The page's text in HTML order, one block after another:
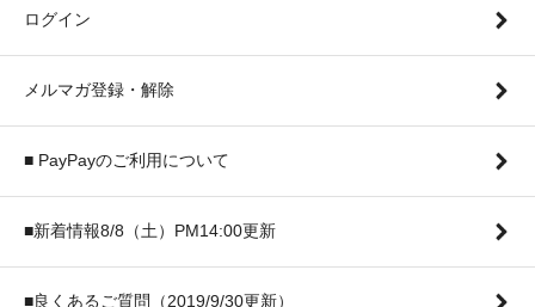
ログイン
メルマガ登録・解除
■ PayPayのご利用について
■新着情報8/8（土）PM14:00更新
■良くあるご質問（2019/9/30更新）